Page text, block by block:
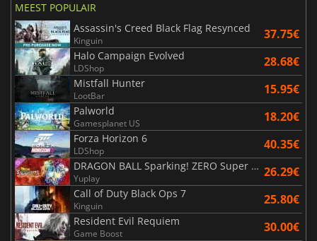
MEEST POPULAIR
Assassin's Creed Black Flag Resynced
Kinguin 37.75€
Halo Campaign Evolved
LDShop 28.68€
Mistfall Hunter
LootBar 15.95€
Palworld
Gamesplanet US 18.20€
Forza Horizon 6
LDShop 40.35€
DRAGON BALL Sparking! ZERO Super Limit Breaking NEO
Yuplay 26.29€
Call of Duty Black Ops 7
Kinguin 25.80€
Resident Evil Requiem
Game Boost 30.00€